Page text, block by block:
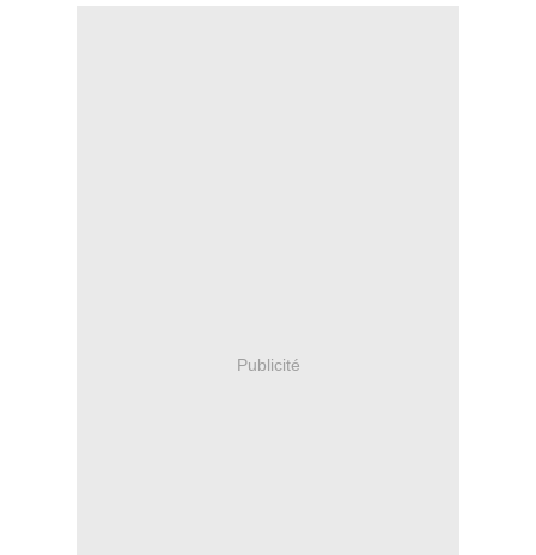
Publicité